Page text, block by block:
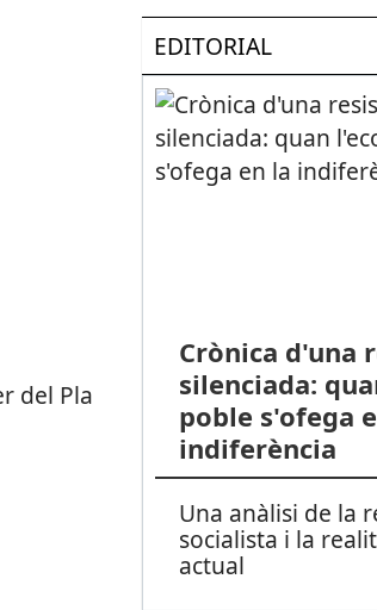
EDITORIAL
Crònica d'una
silenciada:
poble s'ofega
indiferència
Una anàlisi de la
socialista i la
actual